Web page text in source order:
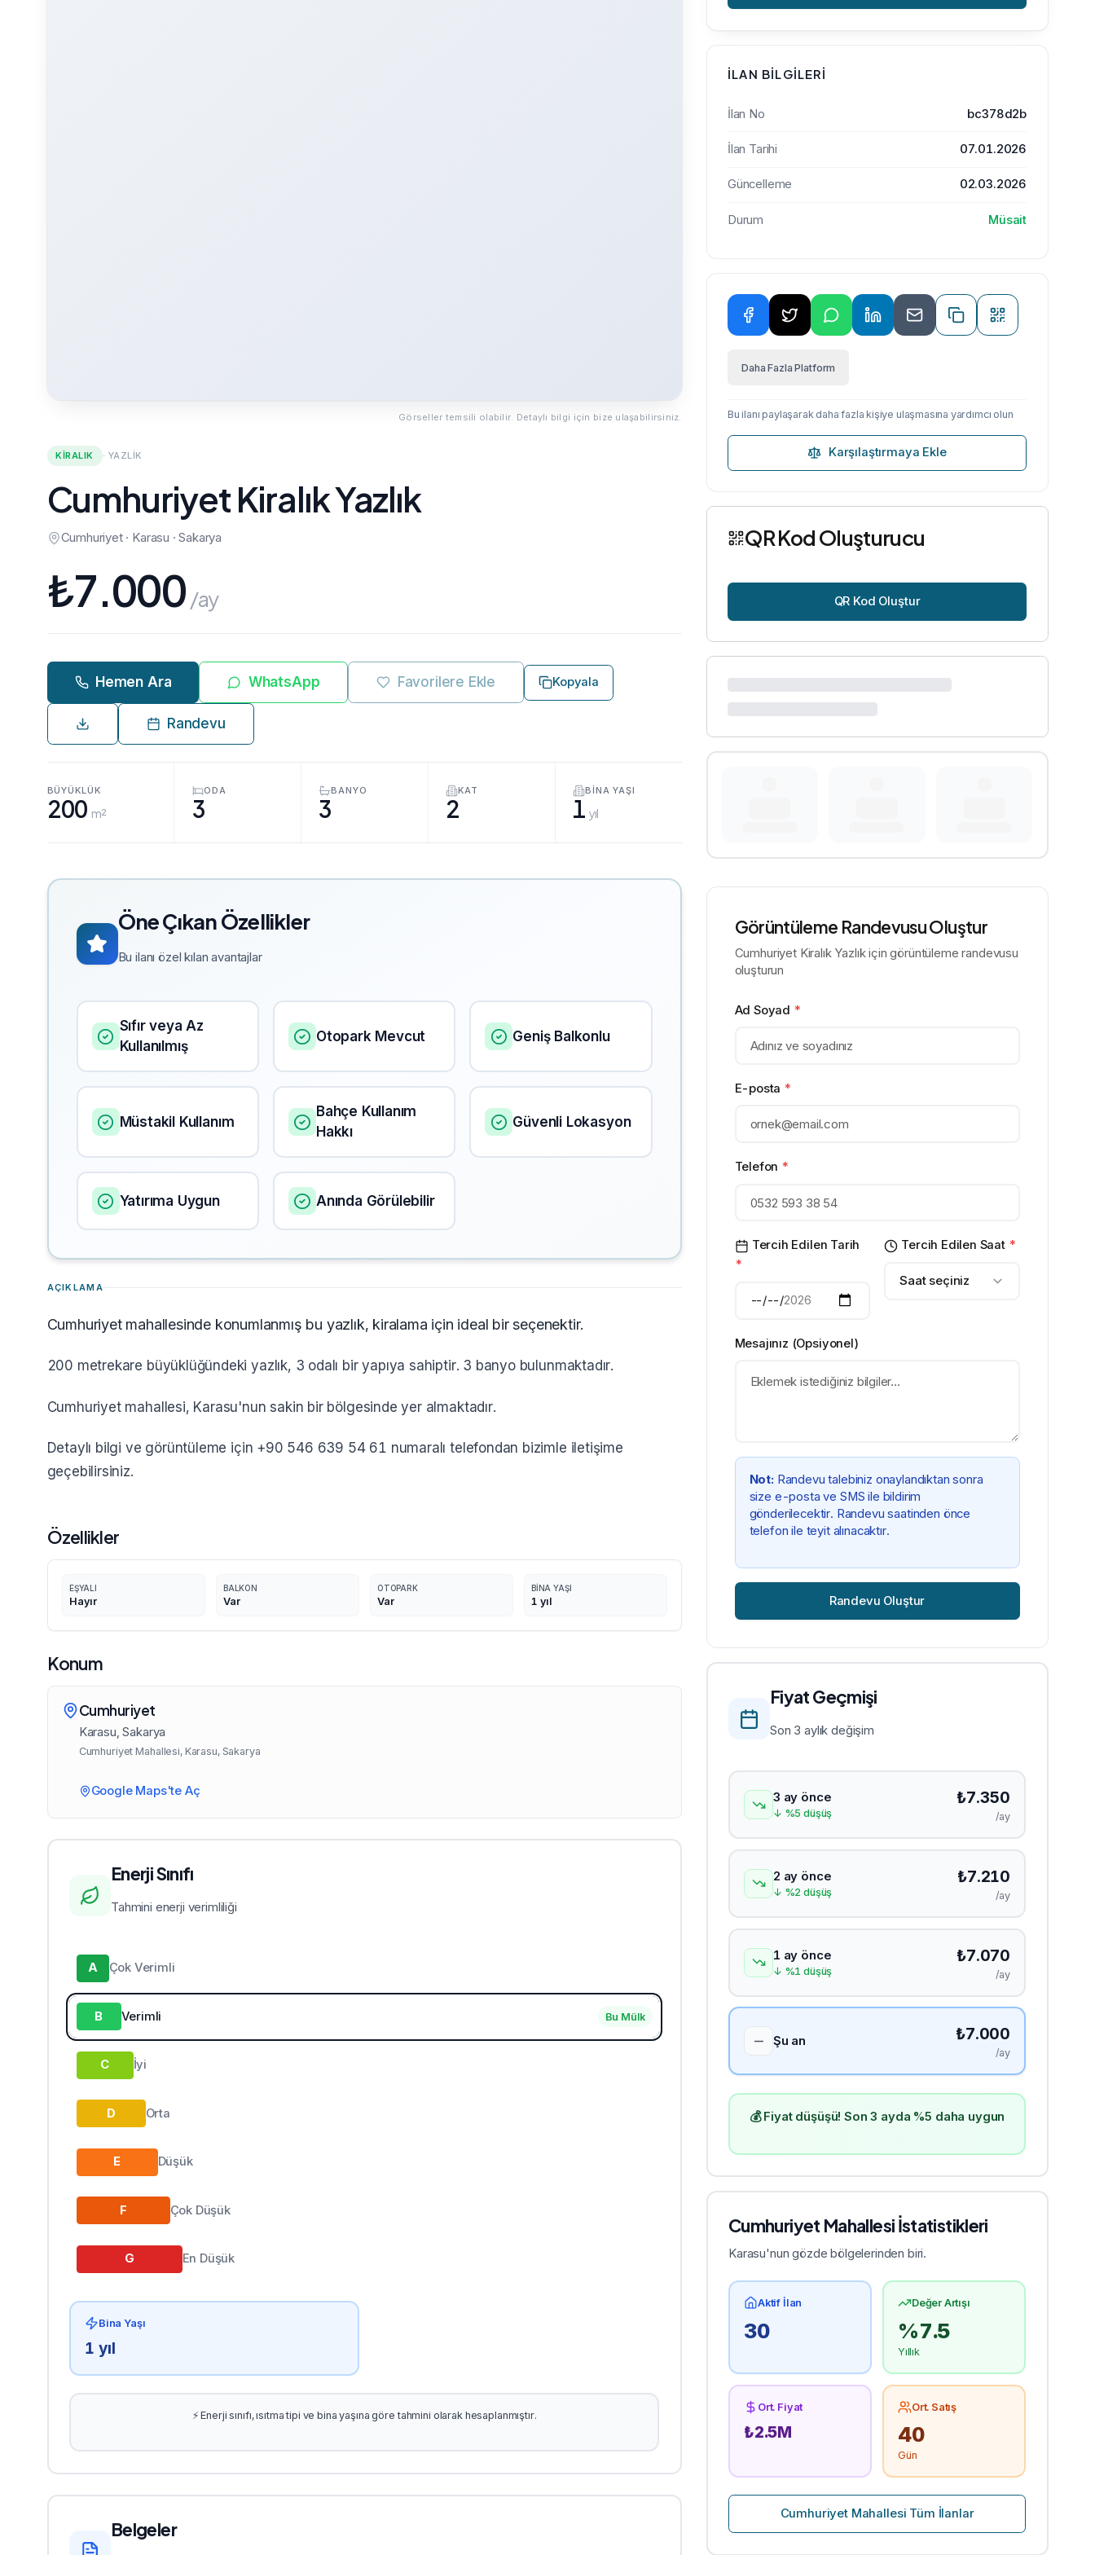
Görseller temsili olabilir. Detaylı bilgi için bize ulaşabilirsiniz.
KIRALIK · YAZLIK
Cumhuriyet Kiralık Yazlık
Cumhuriyet · Karasu · Sakarya
₺7.000 /ay
Hemen Ara WhatsApp Favorilere Ekle Kopyala
Randevu
BÜYÜKLÜK
200 m²
ODA
3
BANYO
3
KAT
2
BINA YAŞI
1 yıl
Öne Çıkan Özellikler
Bu ilanı özel kılan avantajlar
Sıfır veya Az
Kullanılmış
Otopark Mevcut Geniş Balkonlu
Müstakil Kullanım
Bahçe Kullanım
Hakkı
Güvenli Lokasyon
Yatırıma Uygun Anında Görülebilir
AÇIKLAMA
Cumhuriyet mahallesinde konumlanmış bu yazlık, kiralama için ideal bir seçenektir.
200 metrekare büyüklüğündeki yazlık, 3 odalı bir yapıya sahiptir. 3 banyo bulunmaktadır.
Cumhuriyet mahallesi, Karasu'nun sakin bir bölgesinde yer almaktadır.
Detaylı bilgi ve görüntüleme için +90 546 639 54 61 numaralı telefondan bizimle iletişime
geçebilirsiniz.
Özellikler
EŞYALI
Hayır
BALKON
Var
OTOPARK
Var
BINA YAŞI
1 yıl
Konum
Cumhuriyet
Karasu, Sakarya
Cumhuriyet Mahallesi, Karasu, Sakarya
Google Maps'te Aç
Enerji Sınıfı
Tahmini enerji verimliliği
A Çok Verimli
B Verimli Bu Mülk
C İyi
D Orta
E Düşük
F Çok Düşük
G En Düşük
Bina Yaşı
1 yıl
⚡ Enerji sınıfı, ısıtma tipi ve bina yaşına göre tahmini olarak hesaplanmıştır.
Belgeler
İLAN BILGILERI
İlan No bc378d2b
İlan Tarihi 07.01.2026
Güncelleme 02.03.2026
Durum Müsait
Daha Fazla Platform
Bu ilanı paylaşarak daha fazla kişiye ulaşmasına yardımcı olun
Karşılaştırmaya Ekle
QR Kod Oluşturucu
QR Kod Oluştur
Görüntüleme Randevusu Oluştur
Cumhuriyet Kiralık Yazlık için görüntüleme randevusu
oluşturun
Ad Soyad *
E-posta *
Telefon *
Tercih Edilen Tarih
*
Tercih Edilen Saat *
Saat seçiniz
Mesajınız (Opsiyonel)
Not: Randevu talebiniz onaylandıktan sonra
size e-posta ve SMS ile bildirim
gönderilecektir. Randevu saatinden önce
telefon ile teyit alınacaktır.
Randevu Oluştur
Fiyat Geçmişi
Son 3 aylık değişim
3 ay önce
↓ %5 düşüş
₺7.350
/ay
2 ay önce
↓ %2 düşüş
₺7.210
/ay
1 ay önce
↓ %1 düşüş
₺7.070
/ay
Şu an ₺7.000
/ay
💰 Fiyat düşüşü! Son 3 ayda %5 daha uygun
Cumhuriyet Mahallesi İstatistikleri
Karasu'nun gözde bölgelerinden biri.
Aktif İlan
30
Değer Artışı
%7.5
Yıllık
Ort. Fiyat
₺2.5M
Ort. Satış
40
Gün
CumhuriyetMahallesi Tüm İlanlar